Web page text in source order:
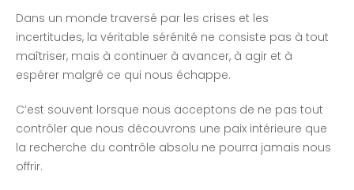
Dans un monde traversé par les crises et les
incertitudes, la véritable sérénité ne consiste pas à tout
maîtriser, mais à continuer à avancer, à agir et à
espérer malgré ce qui nous échappe.
C’est souvent lorsque nous acceptons de ne pas tout
contrôler que nous découvrons une paix intérieure que
la recherche du contrôle absolu ne pourra jamais nous
offrir.